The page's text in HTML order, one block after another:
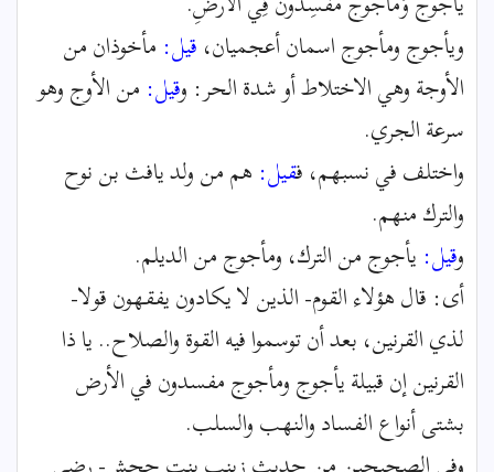
ويأجوج ومأجوج اسمان أعجميان،قيل: مأخوذان من
الأوجة وهي الاختلاط أو شدة الحر: وقيل: من الأوج وهو
سرعة الجري.
واختلف في نسبهم، فقيل: هم من ولد يافث بن نوح
والترك منهم.
وقيل: يأجوج من الترك، ومأجوج من الديلم.
أى: قال هؤلاء القوم- الذين لا يكادون يفقهون قولا-
لذي القرنين، بعد أن توسموا فيه القوة والصلاح.. يا ذا
القرنين إن قبيلة يأجوج ومأجوج مفسدون في الأرض
بشتى أنواع الفساد والنهب والسلب.